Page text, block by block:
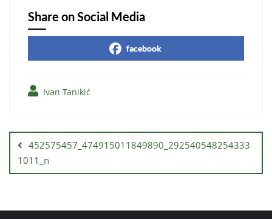
Share on Social Media
facebook
Ivan Tanikić
чланка
452575457_474915011849890_292540548254333
1011_n